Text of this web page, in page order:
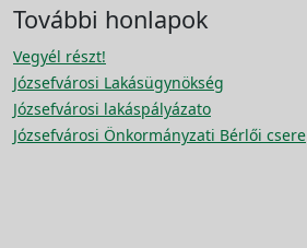
További honlapok
Vegyél részt!
Józsefvárosi Lakásügynökség
Józsefvárosi lakáspályázato
Józsefvárosi Önkormányzati Bérlői csere